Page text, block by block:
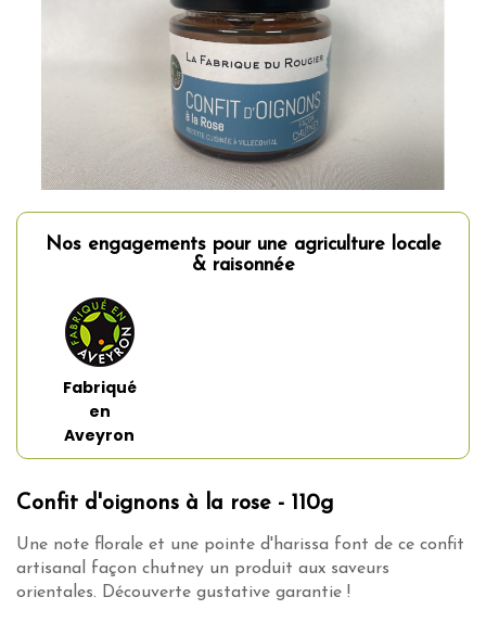
Nos engagements pour une agriculture locale
& raisonnée
Fabriqué
en
Aveyron
Confit d'oignons à la rose - 110g
Une note florale et une pointe d'harissa font de ce confit
artisanal façon chutney un produit aux saveurs
orientales. Découverte gustative garantie !